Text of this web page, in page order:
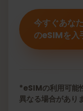
今すぐあな
のeSIMを入
*eSIMの利用可能
異なる場合があり